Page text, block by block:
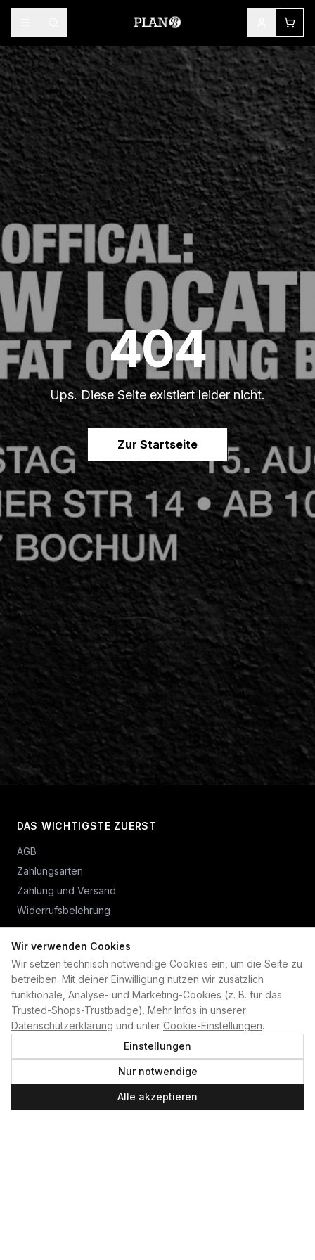
Wir verwenden Cookies
Wir setzen technisch notwendige Cookies ein, um die Seite zu
betreiben. Mit deiner Einwilligung nutzen wir zusätzlich
funktionale, Analyse- und Marketing-Cookies (z. B. für das
Trusted-Shops-Trustbadge). Mehr Infos in unserer
Datenschutzerklärung und unter Cookie-Einstellungen.
Einstellungen
Nur notwendige
Alle akzeptieren
404
Ups. Diese Seite existiert leider nicht.
Zur Startseite
DAS WICHTIGSTE ZUERST
AGB
Zahlungsarten
Zahlung und Versand
Widerrufsbelehrung
PLAN B
Home
Kontakt
Impressum
Datenschutzerklärung